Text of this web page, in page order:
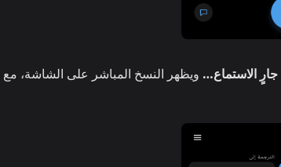
جارٍ الاستماع… ويظهر النسخ المباشر على الشاشة، مع